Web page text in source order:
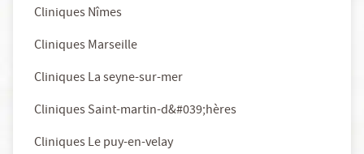
Cliniques Nîmes
Cliniques Marseille
Cliniques La seyne-sur-mer
Cliniques Saint-martin-d&#039;hères
Cliniques Le puy-en-velay